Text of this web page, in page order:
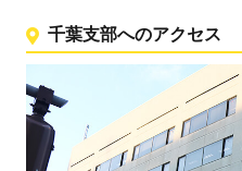
千葉支部へのアクセス